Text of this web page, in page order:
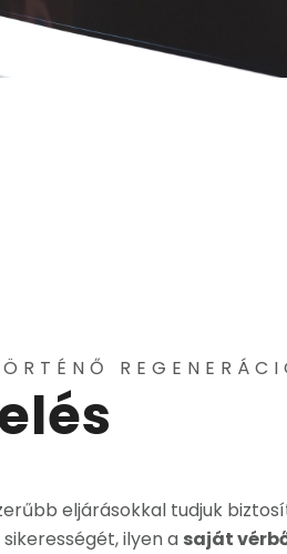
eljárásokkal tudjuk
ilyen a saját